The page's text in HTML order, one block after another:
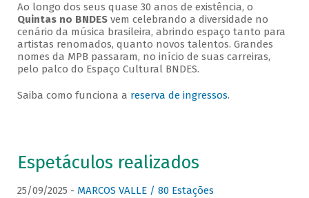
Ao longo dos seus quase 30 anos de existência, o
Quintas no BNDESvem celebrando a diversidade no
cenário da música brasileira, abrindo espaço tanto para
artistas renomados, quanto novos talentos. Grandes
nomes da MPB passaram, no início de suas carreiras,
pelo palco do Espaço Cultural BNDES.
Saiba como funciona a reserva de ingressos.
Espetáculos realizados
25/09/2025 - MARCOS VALLE / 80 Estações